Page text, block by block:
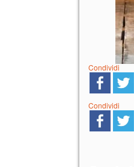
Condividi
Condividi